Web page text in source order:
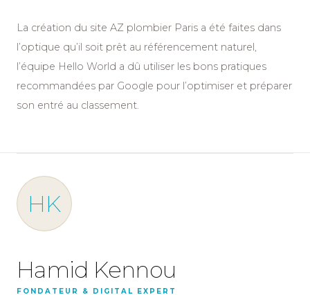
La création du site AZ plombier Paris a été faites dans
l’optique qu’il soit prêt au référencement naturel,
l’équipe Hello World a dû utiliser les bons pratiques
recommandées par Google pour l’optimiser et préparer
son entré au classement.
HK
Hamid Kennou
FONDATEUR & DIGITAL EXPERT